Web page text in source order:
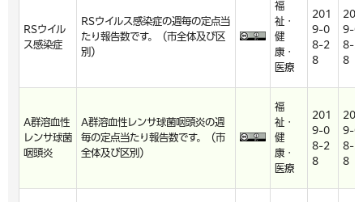
RSウイル
ス感染症
RSウイルス感染症の週毎の定点当
たり報告数です。（市全体及び区
別）
福
祉・
健
康・
医療
201
9-0
8-2
8
201
9-0
8-2
8
A群溶血性
レンサ球菌
咽頭炎
A群溶血性レンサ球菌咽頭炎の週
毎の定点当たり報告数です。（市
全体及び区別）
福
祉・
健
康・
医療
201
9-0
8-2
8
201
9-0
8-2
8